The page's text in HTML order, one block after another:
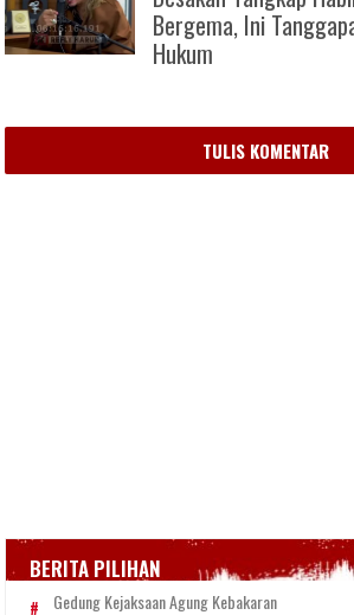
Bergema, Ini
Hukum
TULIS KOMENTAR
BERITA PILIHAN
Gedung Kejaksaan Agung Kebakaran